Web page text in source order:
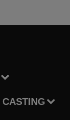
CASTING